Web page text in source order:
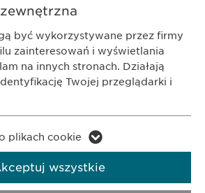
ul. Leszno 14
192 Warszawa
KONTAKT
+48 22 620 11 71
Polityka cookie
pliki cookie.
być wykorzystywane przez firmy
zainteresowań i wyświetlania
na innych stronach. Działają
Twojej przeglądarki i
plikach cookie
wszystkie